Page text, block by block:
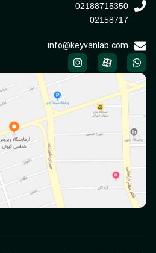
02188715350
02158717
info@keyvanlab.com